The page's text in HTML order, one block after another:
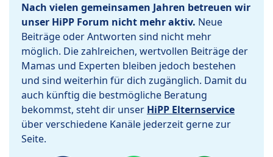
Nach vielen gemeinsamen Jahren betreuen wir
unser HiPP Forum nicht mehr aktiv. Neue
Beiträge oder Antworten sind nicht mehr
möglich. Die zahlreichen, wertvollen Beiträge der
Mamas und Experten bleiben jedoch bestehen
und sind weiterhin für dich zugänglich. Damit du
auch künftig die bestmögliche Beratung
bekommst, steht dir unser HiPP Elternservice
über verschiedene Kanäle jederzeit gerne zur
Seite.